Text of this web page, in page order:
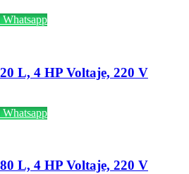
L, 4 HP Voltaje, 220 V
L, 4 HP Voltaje, 220 V